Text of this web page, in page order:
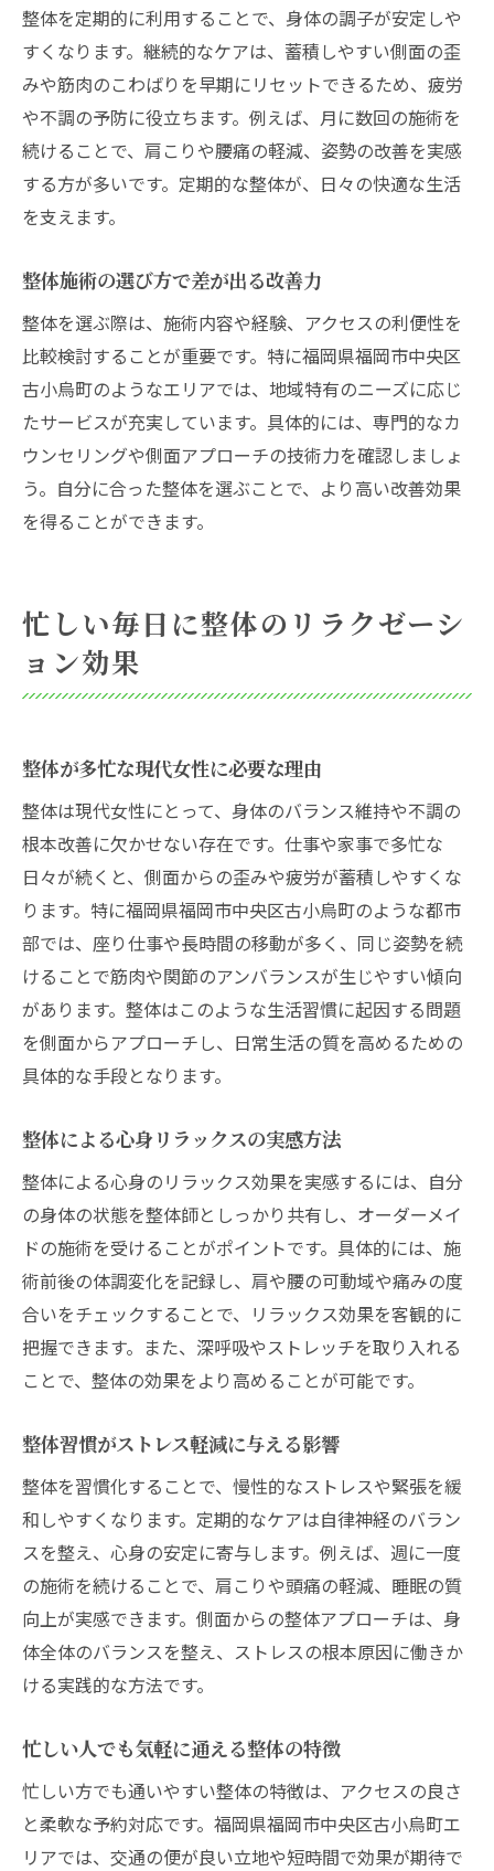
整体を定期的に利用することで、身体の調子が安定しや
すくなります。継続的なケアは、蓄積しやすい側面の歪
みや筋肉のこわばりを早期にリセットできるため、疲労
や不調の予防に役立ちます。例えば、月に数回の施術を
続けることで、肩こりや腰痛の軽減、姿勢の改善を実感
する方が多いです。定期的な整体が、日々の快適な生活
を支えます。
整体施術の選び方で差が出る改善力
整体を選ぶ際は、施術内容や経験、アクセスの利便性を
比較検討することが重要です。特に福岡県福岡市中央区
古小烏町のようなエリアでは、地域特有のニーズに応じ
たサービスが充実しています。具体的には、専門的なカ
ウンセリングや側面アプローチの技術力を確認しましょ
う。自分に合った整体を選ぶことで、より高い改善効果
を得ることができます。
忙しい毎日に整体のリラクゼーシ
ョン効果
整体が多忙な現代女性に必要な理由
整体は現代女性にとって、身体のバランス維持や不調の
根本改善に欠かせない存在です。仕事や家事で多忙な
日々が続くと、側面からの歪みや疲労が蓄積しやすくな
ります。特に福岡県福岡市中央区古小烏町のような都市
部では、座り仕事や長時間の移動が多く、同じ姿勢を続
けることで筋肉や関節のアンバランスが生じやすい傾向
があります。整体はこのような生活習慣に起因する問題
を側面からアプローチし、日常生活の質を高めるための
具体的な手段となります。
整体による心身リラックスの実感方法
整体による心身のリラックス効果を実感するには、自分
の身体の状態を整体師としっかり共有し、オーダーメイ
ドの施術を受けることがポイントです。具体的には、施
術前後の体調変化を記録し、肩や腰の可動域や痛みの度
合いをチェックすることで、リラックス効果を客観的に
把握できます。また、深呼吸やストレッチを取り入れる
ことで、整体の効果をより高めることが可能です。
整体習慣がストレス軽減に与える影響
整体を習慣化することで、慢性的なストレスや緊張を緩
和しやすくなります。定期的なケアは自律神経のバラン
スを整え、心身の安定に寄与します。例えば、週に一度
の施術を続けることで、肩こりや頭痛の軽減、睡眠の質
向上が実感できます。側面からの整体アプローチは、身
体全体のバランスを整え、ストレスの根本原因に働きか
ける実践的な方法です。
忙しい人でも気軽に通える整体の特徴
忙しい方でも通いやすい整体の特徴は、アクセスの良さ
と柔軟な予約対応です。福岡県福岡市中央区古小烏町エ
リアでは、交通の便が良い立地や短時間で効果が期待で